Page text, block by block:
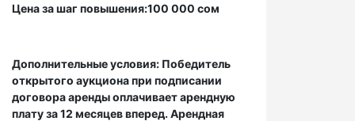
Цена за шаг повышения:100 000 сом
Дополнительные условия: Победитель
открытого аукциона при подписании
договора аренды оплачивает арендную
плату за 12 месяцев вперед. Арендная